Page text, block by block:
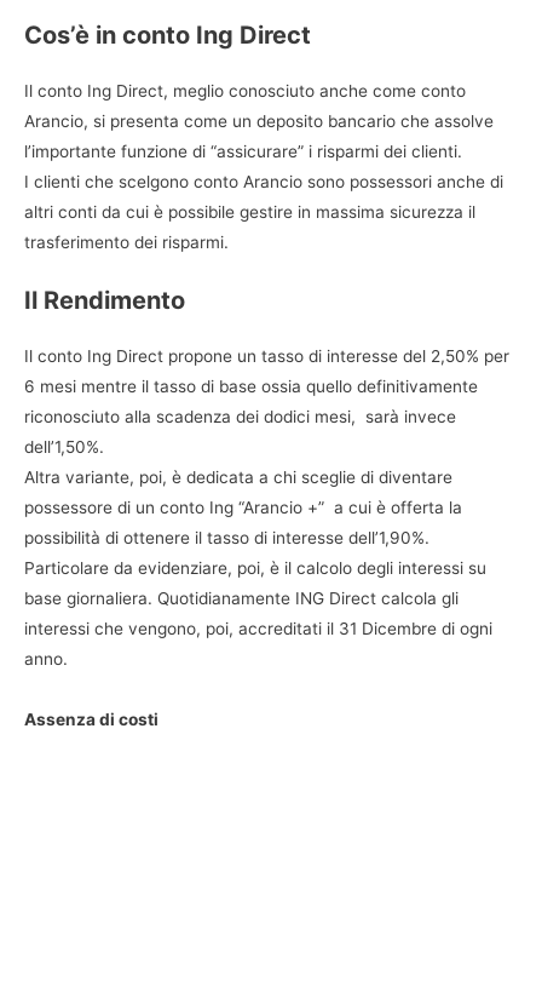
Cos’è in conto Ing Direct
Il conto Ing Direct, meglio conosciuto anche come conto
Arancio, si presenta come un deposito bancario che assolve
l’importante funzione di “assicurare” i risparmi dei clienti.
I clienti che scelgono conto Arancio sono possessori anche di
altri conti da cui è possibile gestire in massima sicurezza il
trasferimento dei risparmi.
Il Rendimento
Il conto Ing Direct propone un tasso di interesse del 2,50% per
6 mesi mentre il tasso di base ossia quello definitivamente
riconosciuto alla scadenza dei dodici mesi, sarà invece
dell’1,50%.
Altra variante, poi, è dedicata a chi sceglie di diventare
possessore di un conto Ing “Arancio +” a cui è offerta la
possibilità di ottenere il tasso di interesse dell’1,90%.
Particolare da evidenziare, poi, è il calcolo degli interessi su
base giornaliera. Quotidianamente ING Direct calcola gli
interessi che vengono, poi, accreditati il 31 Dicembre di ogni
anno.
Assenza di costi